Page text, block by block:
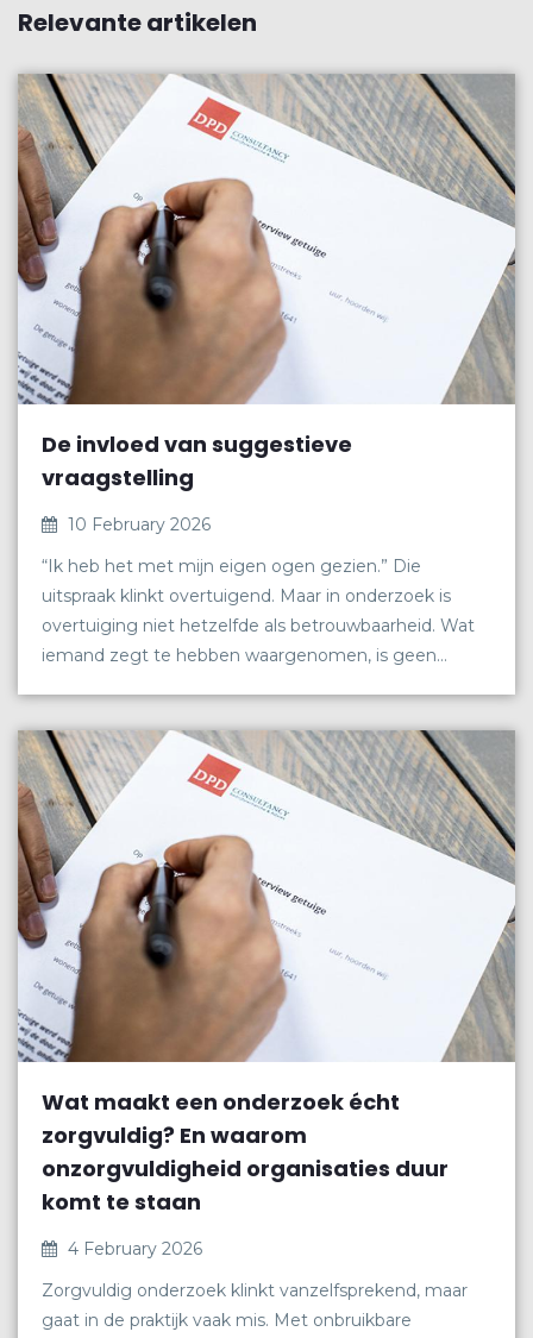
Relevante artikelen
De invloed van suggestieve
vraagstelling
10 February 2026
“Ik heb het met mijn eigen ogen gezien.” Die
uitspraak klinkt overtuigend. Maar in onderzoek is
overtuiging niet hetzelfde als betrouwbaarheid. Wat
iemand zegt te hebben waargenomen, is geen
Wat maakt een onderzoek écht
zorgvuldig? En waarom
onzorgvuldigheid organisaties duur
komt te staan
4 February 2026
Zorgvuldig onderzoek klinkt vanzelfsprekend, maar
gaat in de praktijk vaak mis. Met onbruikbare